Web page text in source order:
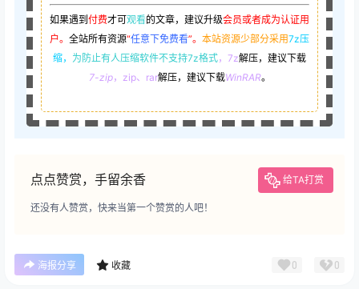
如果遇到 付费才可观看的文章，建议升级会员或者成为认证用
户。 全站所有资源“任意下免费看”。 本站资源少部分采用7z压
缩， 为防止有人压缩软件不支持7z格式，7z解压，建议下载
7-zip，zip、rar解压，建议下载WinRAR。
点点赞赏，手留余香 给TA打赏
还没有人赞赏，快来当第一个赞赏的人吧！
海报分享 收藏 0 0